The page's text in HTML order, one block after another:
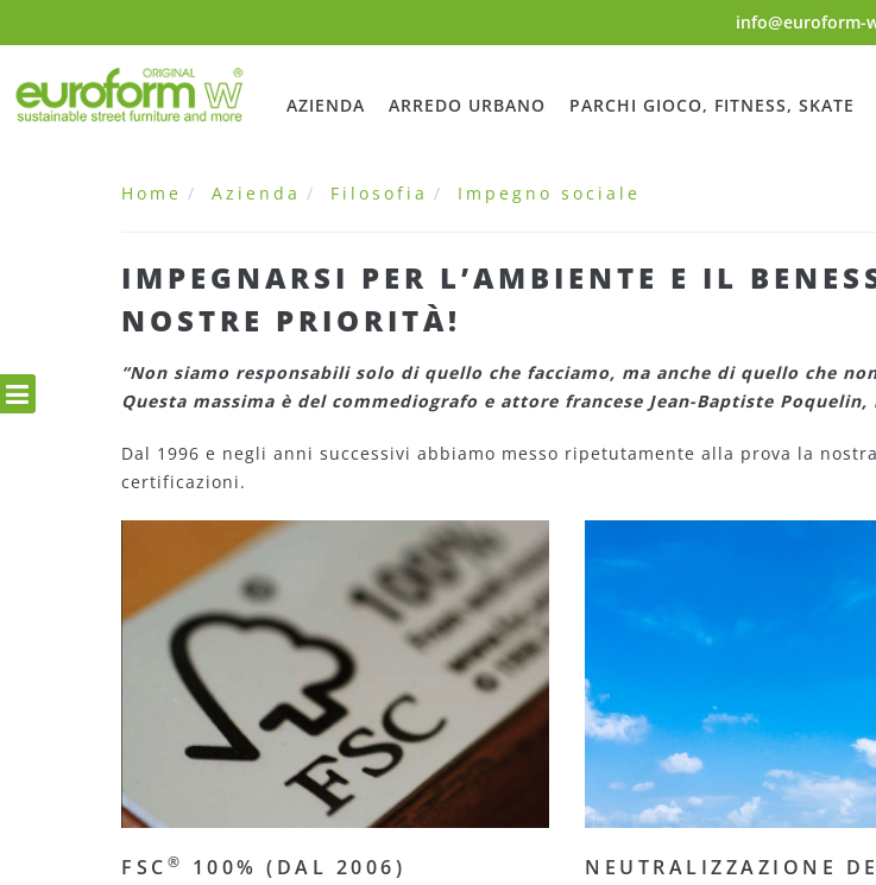
info@euroform-
AZIENDA ARREDO URBANO PARCHI GIOCO, FITNESS, SKATE
Home Azienda Filosofia Impegno sociale
IMPEGNARSI PER L’AMBIENTE E IL
NOSTRE PRIORITÀ!
“Non siamo responsabili solo di quello che facciamo, ma anche di quello che
Questa massima è del commediografo e attore francese Jean-Baptiste
Dal 1996 e negli anni successivi abbiamo messo ripetutamente alla prova la
certificazioni.
FSC ® 100% (DAL 2006)
NEUTRALIZZAZIONE